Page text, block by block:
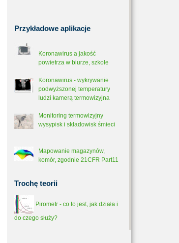
Przykładowe aplikacje
Koronawirus a jakość
powietrza w biurze, szkole
Koronawirus - wykrywanie
podwyższonej temperatury
ludzi kamerą termowizyjna
Monitoring termowizyjny
wysypisk i składowisk śmieci
Mapowanie magazynów,
komór, zgodnie 21CFR Part11
Trochę teorii
Pirometr - co to jest, jak działa i
do czego służy?